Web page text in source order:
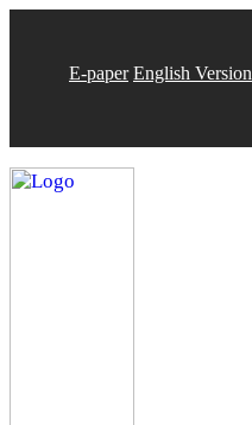
E-paper English Version